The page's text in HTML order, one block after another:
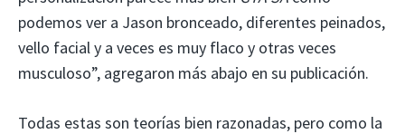
podemos ver a Jason bronceado, diferentes peinados,
vello facial y a veces es muy flaco y otras veces
musculoso”, agregaron más abajo en su publicación.
Todas estas son teorías bien razonadas, pero como la